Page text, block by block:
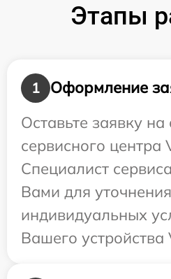
Этапы
1
Оформление
Оставьте заявку на
сервисного центра
Специалист
Вами для уточнения
индивидуальных
Вашего устройства